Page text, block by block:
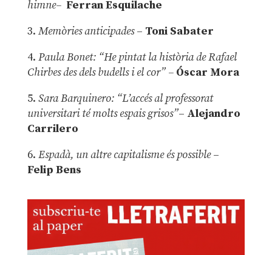
himne– Ferran Esquilache
3. Memòries anticipades– Toni Sabater
4. Paula Bonet: “He pintat la història de Rafael
Chirbes des dels budells i el cor” –Óscar Mora
5. Sara Barquinero: “L’accés al professorat
universitari té molts espais grisos”– Alejandro
Carrilero
6. Espadà, un altre capitalisme és possible –
Felip Bens